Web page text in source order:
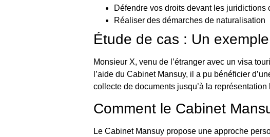
Défendre vos droits devant les juridictions
Réaliser des démarches de naturalisation
Étude de cas : Un
Monsieur X, venu de l’étranger avec un visa
l’aide du Cabinet Mansuy, il a pu bénéficier
collecte de documents jusqu’à la
Comment le Cabinet
Le Cabinet Mansuy propose une approche